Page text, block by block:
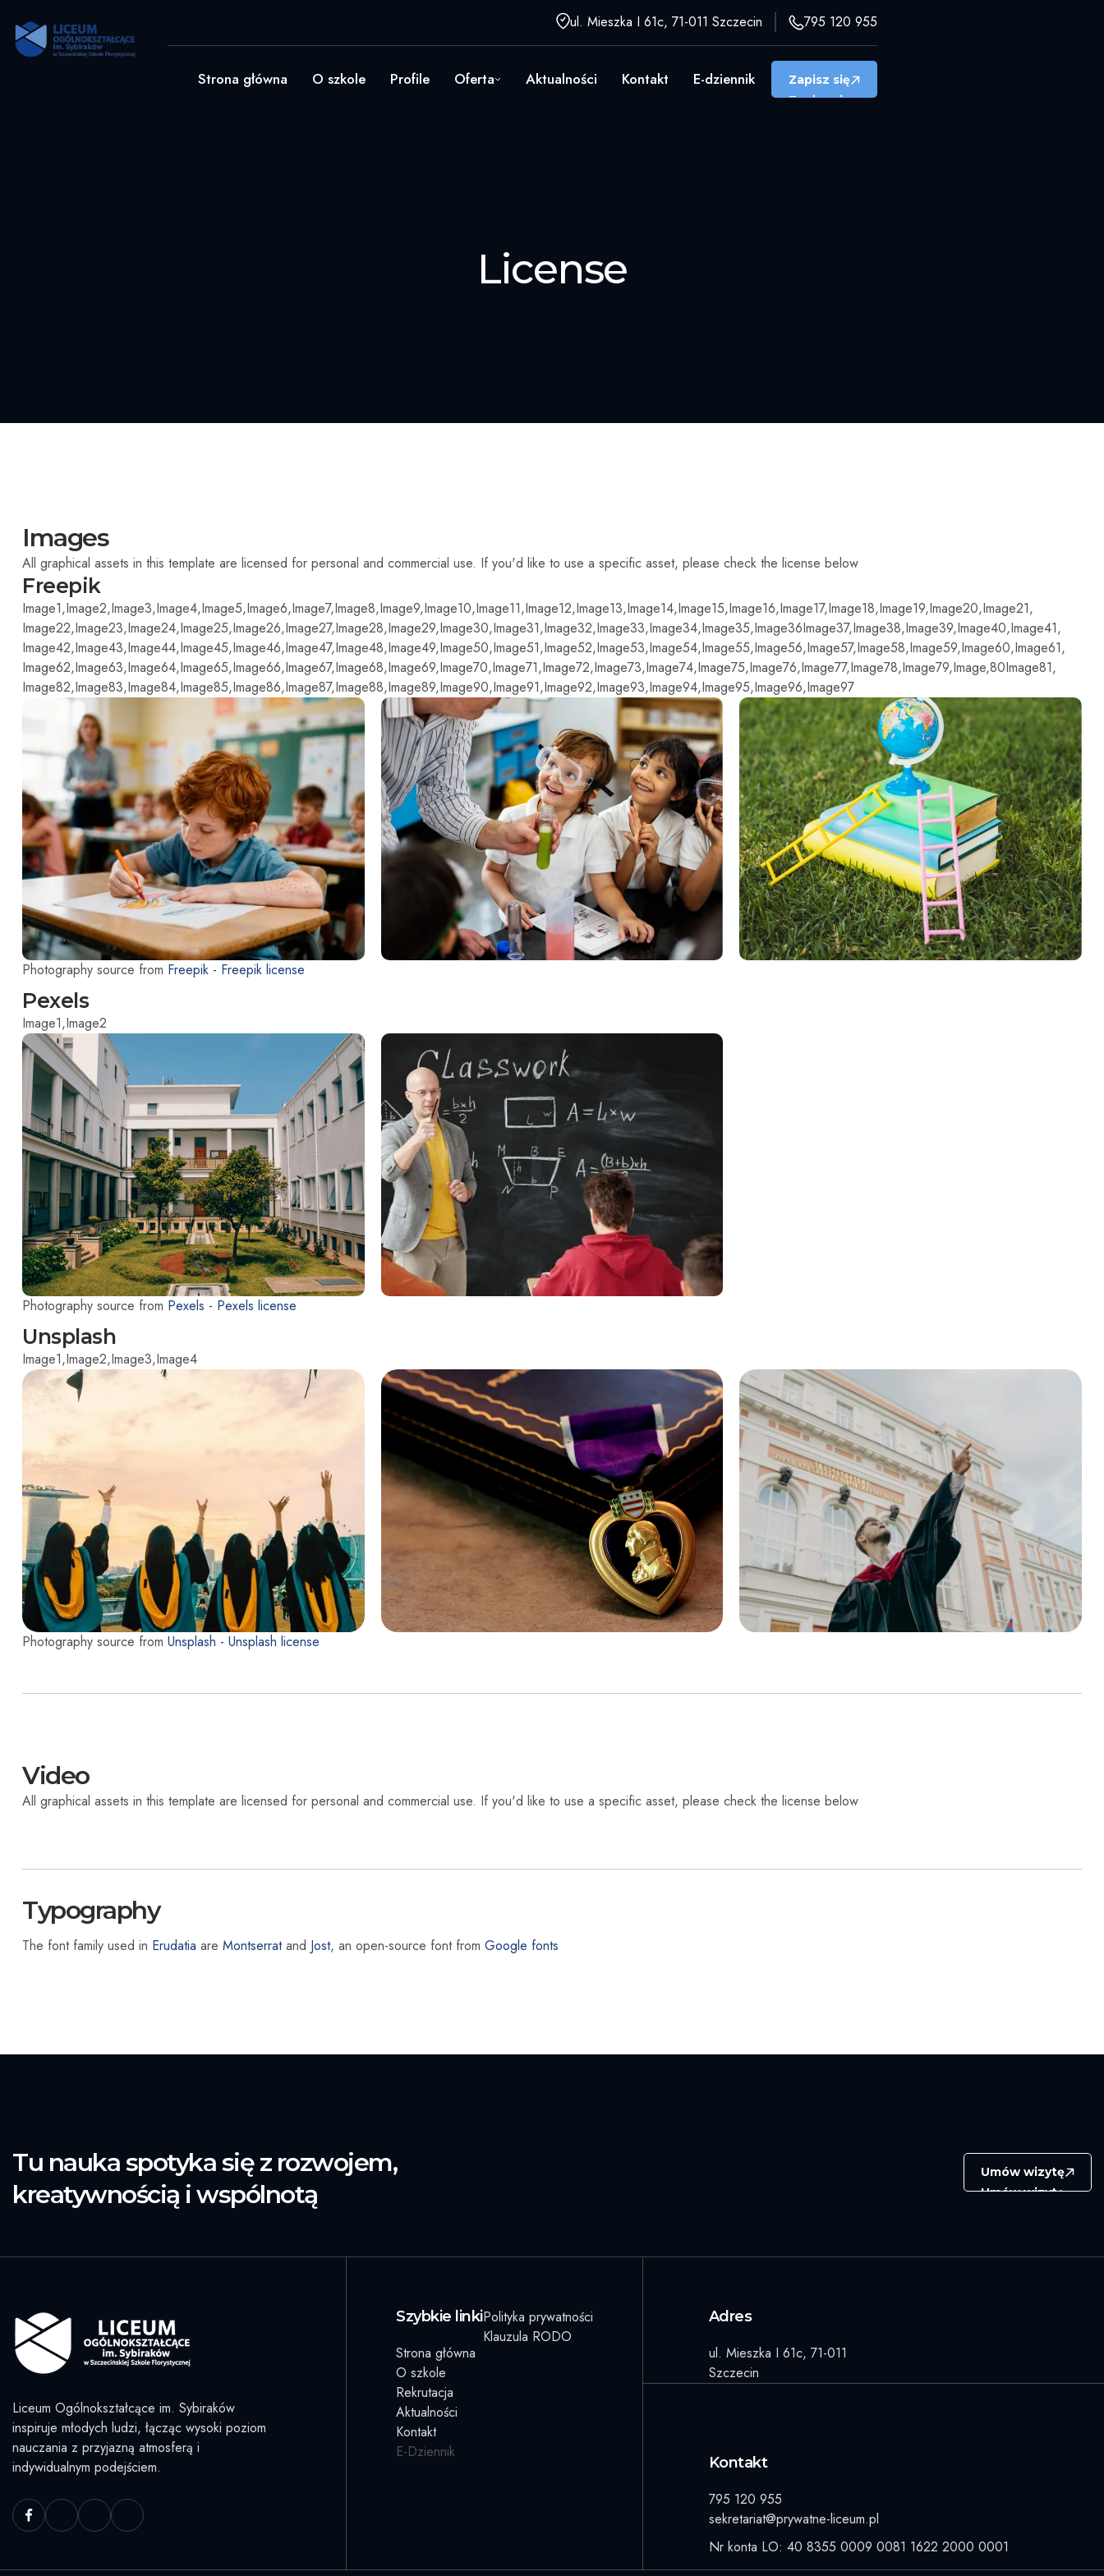
ul. Mieszka I 61c, 71-011 Szczecin 795 120 955
Strona główna O szkole Profile Oferta Aktualności Kontakt E-dziennik
Zapisz się
Zapisz się
License
Images
All graphical assets in this template are licensed for personal and commercial use. If you'd like to use a specific asset, please check the license below
Freepik
Image1,Image2,Image3,Image4,Image5,Image6,Image7,Image8,Image9,Image10,Image11,Image12,Image13,Image14,Image15,Image16,Image17,Image18,Image19,Image20,Image21,
Image22,Image23,Image24,Image25,Image26,Image27,Image28,Image29,Image30,Image31,Image32,Image33,Image34,Image35,Image36Image37,Image38,Image39,Image40,Image41,
Image42,Image43,Image44,Image45,Image46,Image47,Image48,Image49,Image50,Image51,Image52,Image53,Image54,Image55,Image56,Image57,Image58,Image59,Image60,Image61,
Image62,Image63,Image64,Image65,Image66,Image67,Image68,Image69,Image70,Image71,Image72,Image73,Image74,Image75,Image76,Image77,Image78,Image79,Image,80Image81,
Image82,Image83,Image84,Image85,Image86,Image87,Image88,Image89,Image90,Image91,Image92,Image93,Image94,Image95,Image96,Image97
Photography source from Freepik - Freepik license
Pexels
Image1,Image2
Photography source from Pexels - Pexels license
Unsplash
Image1,Image2,Image3,Image4
Photography source from Unsplash - Unsplash license
Video
All graphical assets in this template are licensed for personal and commercial use. If you'd like to use a specific asset, please check the license below
Typography
The font family used in Erudatia are Montserratand Jost, an open-source font from Google fonts
Tu nauka spotyka się z rozwojem,
kreatywnością i wspólnotą
Umów wizytę
Umów wizytę
Liceum Ogólnokształcące im. Sybiraków
inspiruje młodych ludzi, łącząc wysoki poziom
nauczania z przyjazną atmosferą i
indywidualnym podejściem.
Szybkie linki
Strona główna
O szkole
Rekrutacja
Aktualności
Kontakt
E-Dziennik
Polityka prywatności
Klauzula RODO
Adres
ul. Mieszka I 61c, 71-011
Szczecin
Kontakt
795 120 955
sekretariat@prywatne-liceum.pl
Nr konta LO: 40 8355 0009 0081 1622 2000 0001